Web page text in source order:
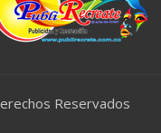
Reservados